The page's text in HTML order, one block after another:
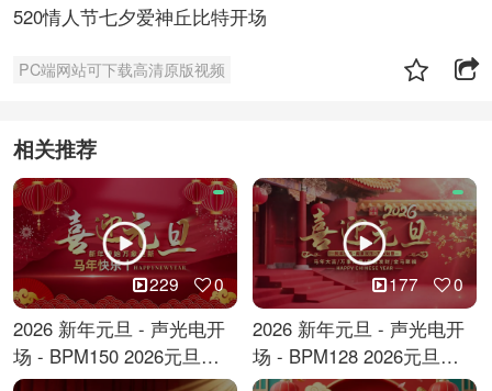
520情人节七夕爱神丘比特开场
PC端网站可下载高清原版视频
相关推荐
229 0
2026 新年元旦 - 声光电开
场 - BPM150 2026元旦跨
年倒计时
177 0
2026 新年元旦 - 声光电开
场 - BPM128 2026元旦马
年